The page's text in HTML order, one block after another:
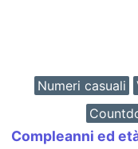
Numeri casuali
Compleanni ed